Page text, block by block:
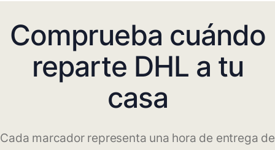
Comprueba cuándo
reparte DHL a tu
casa
Cada marcador representa una hora de entrega de